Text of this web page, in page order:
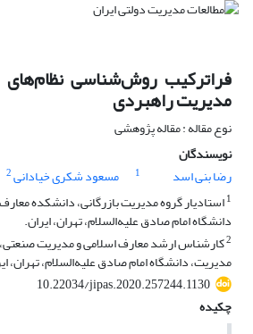
فراترکیب روش‌شناسی
مدیریت راهبردی
نوع مقاله : مقاله پژوهشی
نویسندگان
رضا بنی اسد
1 مسعود شکری خیادانی2
1استادیار گروه مدیریت بازرگانی، دانشکده
دانشگاه امام صادق علیه‌السلام، تهران، ایران.
2کارشناس ارشد معارف اسلامی و مدیریت
مدیریت، دانشگاه امام صادق علیه‌السلام، تهران،
10.22034/jipas.2020.257244.1130
چکیده